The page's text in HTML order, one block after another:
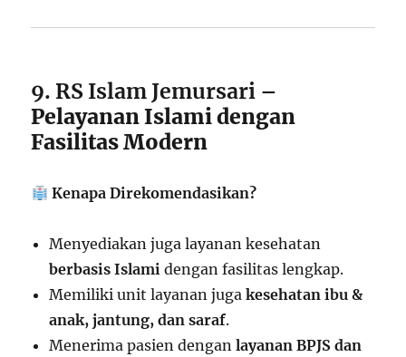
9. RS Islam Jemursari –
Pelayanan Islami dengan
Fasilitas Modern
Kenapa Direkomendasikan?
Menyediakan juga layanan kesehatan
berbasis Islami dengan fasilitas lengkap.
Memiliki unit layanan jugakesehatan ibu &
anak, jantung, dan saraf.
Menerima pasien denganlayanan BPJS dan